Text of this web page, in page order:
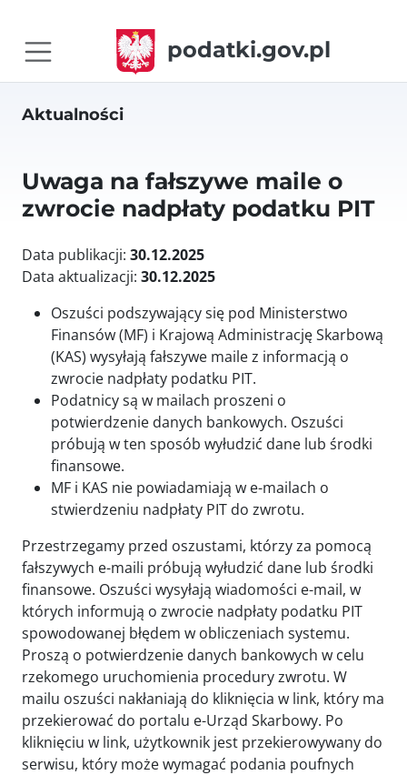
podatki.gov.pl
Aktualności
Uwaga na fałszywe maile o
zwrocie nadpłaty podatku PIT
Data publikacji: 30.12.2025
Data aktualizacji: 30.12.2025
Oszuści podszywający się pod Ministerstwo
Finansów (MF) i Krajową Administrację Skarbową
(KAS) wysyłają fałszywe maile z informacją o
zwrocie nadpłaty podatku PIT.
Podatnicy są w mailach proszeni o
potwierdzenie danych bankowych. Oszuści
próbują w ten sposób wyłudzić dane lub środki
finansowe.
MF i KAS nie powiadamiają w e-mailach o
stwierdzeniu nadpłaty PIT do zwrotu.
Przestrzegamy przed oszustami, którzy za pomocą
fałszywych e-maili próbują wyłudzić dane lub środki
finansowe. Oszuści wysyłają wiadomości e-mail, w
których informują o zwrocie nadpłaty podatku PIT
spowodowanej błędem w obliczeniach systemu.
Proszą o potwierdzenie danych bankowych w celu
rzekomego uruchomienia procedury zwrotu. W
mailu oszuści nakłaniają do kliknięcia w link, który ma
przekierować do portalu e-Urząd Skarbowy. Po
kliknięciu w link, użytkownik jest przekierowywany do
serwisu, który może wymagać podania poufnych